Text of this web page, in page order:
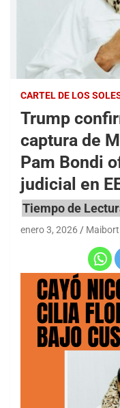
CARTEL DE LOS
Trump
captura de
Pam Bondi
judicial en
enero 3, 2026